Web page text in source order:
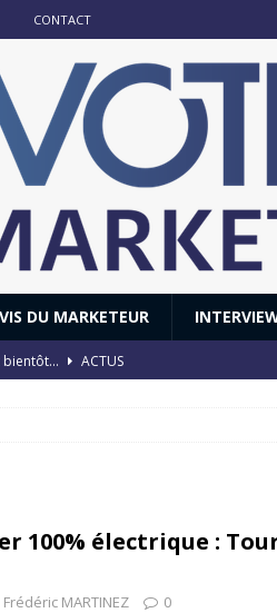
CONTACT
DU MARKETEUR
ACTUS
un spot publicitaire… confiné! ACTUS
100% électrique :
Frédéric MARTINEZ 0